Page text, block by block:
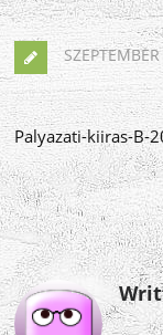
Palyazati-kiiras-B-